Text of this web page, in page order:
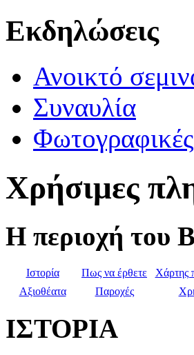
Εκδηλώσεις
Ανοικτό
Συναυλία
Φωτογραφικές
Χρήσιμες
Η περιοχή του
Ιστορία Πως να έρθετε Χάρτης
Αξιοθέατα
Παροχές
ΙΣΤΟΡΙΑ